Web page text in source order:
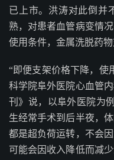
已上市。洪涛对此倒并
熟，对患者血管病变情
使用条件，金属洗脱药物
“即便支架价格下降，使
科学院阜外医院心血管
刊》说，以阜外医院为
生经常手术到后半夜，
都是超负荷运转，不会
可能会因收入降低而减